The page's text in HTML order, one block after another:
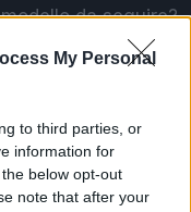
My Personal
to third parties, or
information for
below opt-out
note that after your
da seguire?
tra i feriti